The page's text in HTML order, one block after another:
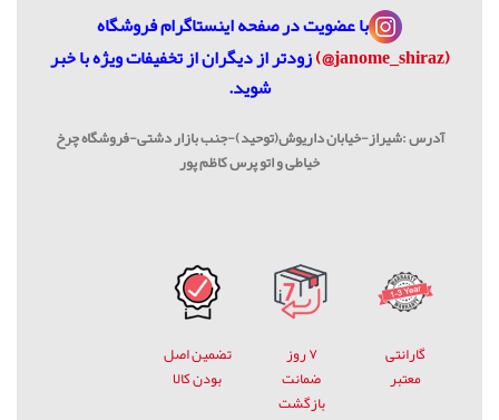
با عضویت درصفحه اینستاگرام فروشگاه
(janome_shiraz@)
زودتر از دیگران از تخفیفات ویژه با خبر
شوید.
آدرس :شیراز-خیابان داریوش(توحید)-جنب بازار دشتی-فروشگاه چرخ
خیاطی و اتو پرس کاظم پور
گارانتی
معتبر
۷ روز
ضمانت
بازگشت
تضمین اصل
بودن کالا